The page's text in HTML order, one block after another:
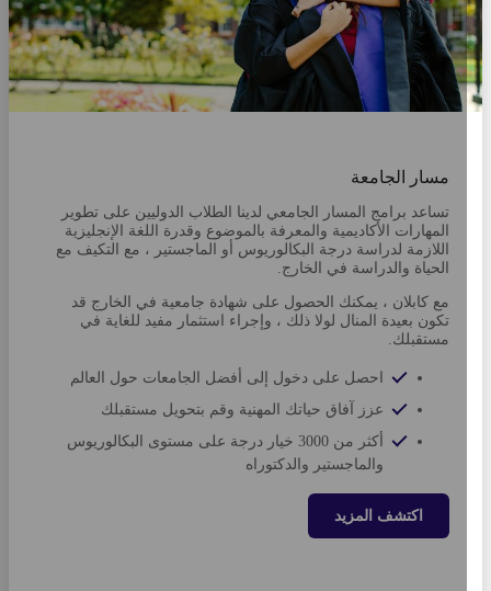
مسار الجامعة
تساعد برامج المسار الجامعي لدينا الطلاب الدوليين على تطوير
المهارات الأكاديمية والمعرفة بالموضوع وقدرة اللغة الإنجليزية
اللازمة لدراسة درجة البكالوريوس أو الماجستير ، مع التكيف مع
الحياة والدراسة في الخارج.
مع كابلان ، يمكنك الحصول على شهادة جامعية في الخارج قد
تكون بعيدة المنال لولا ذلك ، وإجراء استثمار مفيد للغاية في
مستقبلك.
احصل على دخول إلى أفضل الجامعات حول العالم
عزز آفاق حياتك المهنية وقم بتحويل مستقبلك
أكثر من 3000 خيار درجة على مستوى البكالوريوس
والماجستير والدكتوراه
اكتشف المزيد